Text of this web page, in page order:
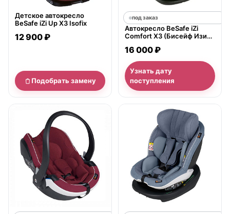
Детское автокресло
BeSafe iZi Up X3 Isofix
12 900 ₽
Подобрать замену
под заказ
Автокресло BeSafe iZi
Comfort X3 (Бисейф Изи
16 000 ₽
Узнать дату
поступления